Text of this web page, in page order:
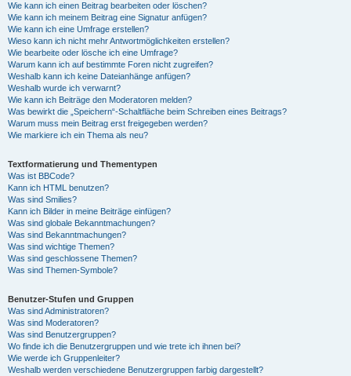
Wie kann ich einen Beitrag bearbeiten oder löschen?
Wie kann ich meinem Beitrag eine Signatur anfügen?
Wie kann ich eine Umfrage erstellen?
Wieso kann ich nicht mehr Antwortmöglichkeiten erstellen?
Wie bearbeite oder lösche ich eine Umfrage?
Warum kann ich auf bestimmte Foren nicht zugreifen?
Weshalb kann ich keine Dateianhänge anfügen?
Weshalb wurde ich verwarnt?
Wie kann ich Beiträge den Moderatoren melden?
Was bewirkt die „Speichern“-Schaltfläche beim Schreiben eines Beitrags?
Warum muss mein Beitrag erst freigegeben werden?
Wie markiere ich ein Thema als neu?
Textformatierung und Thementypen
Was ist BBCode?
Kann ich HTML benutzen?
Was sind Smilies?
Kann ich Bilder in meine Beiträge einfügen?
Was sind globale Bekanntmachungen?
Was sind Bekanntmachungen?
Was sind wichtige Themen?
Was sind geschlossene Themen?
Was sind Themen-Symbole?
Benutzer-Stufen und Gruppen
Was sind Administratoren?
Was sind Moderatoren?
Was sind Benutzergruppen?
Wo finde ich die Benutzergruppen und wie trete ich ihnen bei?
Wie werde ich Gruppenleiter?
Weshalb werden verschiedene Benutzergruppen farbig dargestellt?